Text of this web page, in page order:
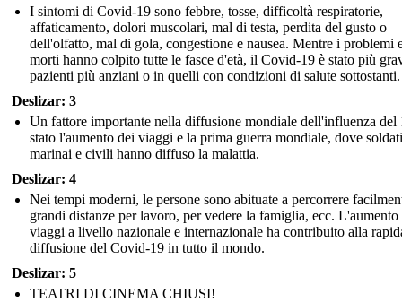
I sintomi di Covid-19 sono febbre, tosse, difficoltà respiratorie,
affaticamento, dolori muscolari, mal di testa, perdita del gusto o
dell'olfatto, mal di gola, congestione e nausea. Mentre i problemi
morti hanno colpito tutte le fasce d'età, il Covid-19 è stato più
pazienti più anziani o in quelli con condizioni di salute sottostanti.
Deslizar: 3
Un fattore importante nella diffusione mondiale dell'influenza del
stato l'aumento dei viaggi e la prima guerra mondiale, dove
marinai e civili hanno diffuso la malattia.
Deslizar: 4
Nei tempi moderni, le persone sono abituate a percorrere
grandi distanze per lavoro, per vedere la famiglia, ecc. L'aumento
viaggi a livello nazionale e internazionale ha contribuito alla
diffusione del Covid-19 in tutto il mondo.
Deslizar: 5
TEATRI DI CINEMA CHIUSI!